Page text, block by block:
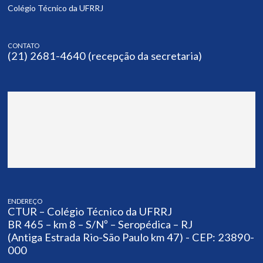
Colégio Técnico da UFRRJ
CONTATO
(21) 2681-4640 (recepção da secretaria)
ENDEREÇO
CTUR – Colégio Técnico da UFRRJ
BR 465 – km 8 – S/Nº – Seropédica – RJ
(Antiga Estrada Rio-São Paulo km 47) - CEP: 23890-
000